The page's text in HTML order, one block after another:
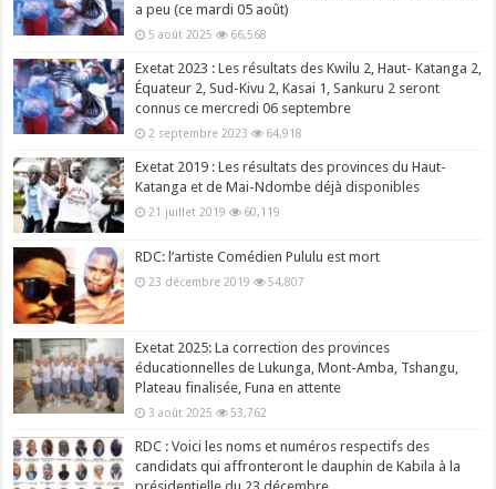
a peu (ce mardi 05 août)
5 août 2025 66,568
Exetat 2023 : Les résultats des Kwilu 2, Haut- Katanga 2,
Équateur 2, Sud-Kivu 2, Kasai 1, Sankuru 2 seront
connus ce mercredi 06 septembre
2 septembre 2023 64,918
Exetat 2019 : Les résultats des provinces du Haut-
Katanga et de Mai-Ndombe déjà disponibles
21 juillet 2019 60,119
RDC: l’artiste Comédien Pululu est mort
23 décembre 2019 54,807
Exetat 2025: La correction des provinces
éducationnelles de Lukunga, Mont-Amba, Tshangu,
Plateau finalisée, Funa en attente
3 août 2025 53,762
RDC : Voici les noms et numéros respectifs des
candidats qui affronteront le dauphin de Kabila à la